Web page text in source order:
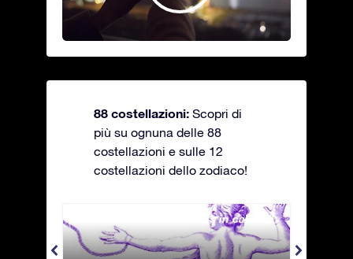
88 costellazioni: Scopri di
più su ognuna delle 88
costellazioni e sulle 12
costellazioni dello zodiaco!
Andromeda - La fanciulla in catene